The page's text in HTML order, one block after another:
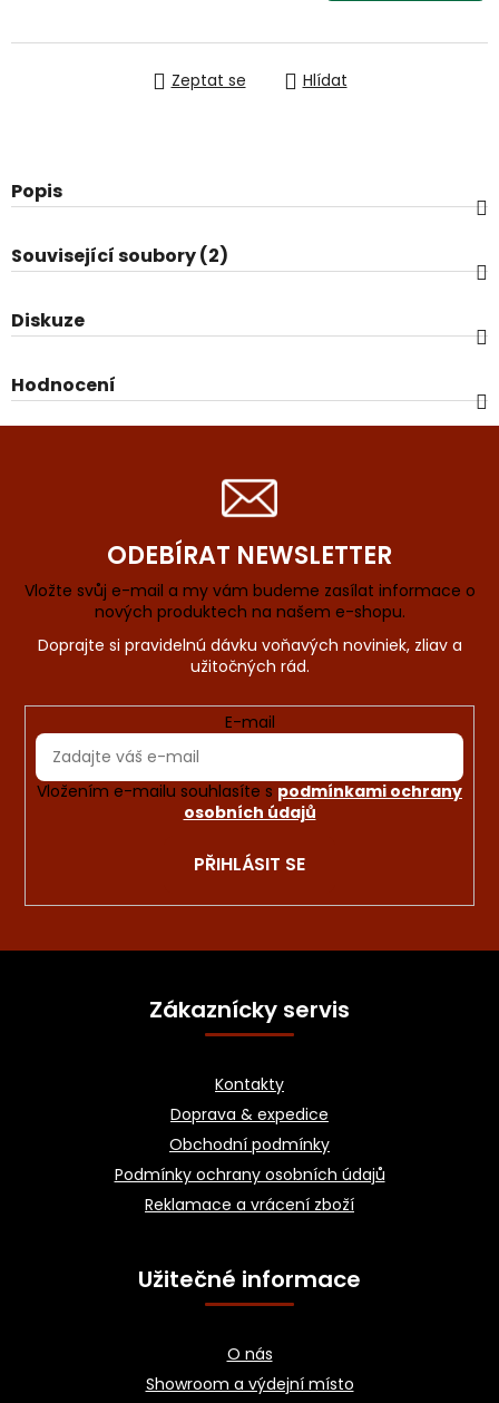
Zeptat se Hlídat
Popis
Související soubory (2)
Diskuze
Hodnocení
ODEBÍRAT NEWSLETTER
Vložte svůj e-mail a my vám budeme zasílat informace o
nových produktech na našem e-shopu.
E-mail
Vložením e-mailu souhlasíte s podmínkami ochrany
osobních údajů
PŘIHLÁSIT SE
Zákaznícky servis
Kontakty
Doprava & expedice
Obchodní podmínky
Podmínky ochrany osobních údajů
Reklamace a vrácení zboží
Užitečné informace
O nás
Showroom a výdejní místo